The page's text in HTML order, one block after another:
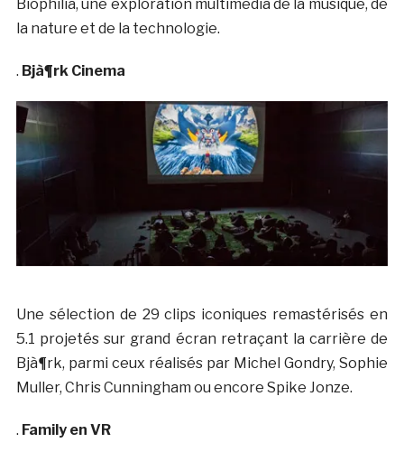
Biophilia, une exploration multimédia de la musique, de
la nature et de la technologie.
. Bjà¶rk Cinema
Une sélection de 29 clips iconiques remastérisés en
5.1 projetés sur grand écran retraçant la carrière de
Bjà¶rk, parmi ceux réalisés par Michel Gondry, Sophie
Muller, Chris Cunningham ou encore Spike Jonze.
. Family en VR